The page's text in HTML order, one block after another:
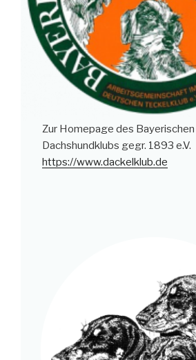
Zur Homepage des Bayerischen
Dachshundklubs gegr. 1893 e.V.
https://www.dackelklub.de